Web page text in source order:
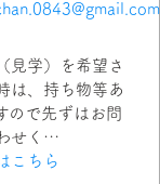
見学）を希望さ
は、持ち物等あ
ので先ずはお問
せく…
こちら